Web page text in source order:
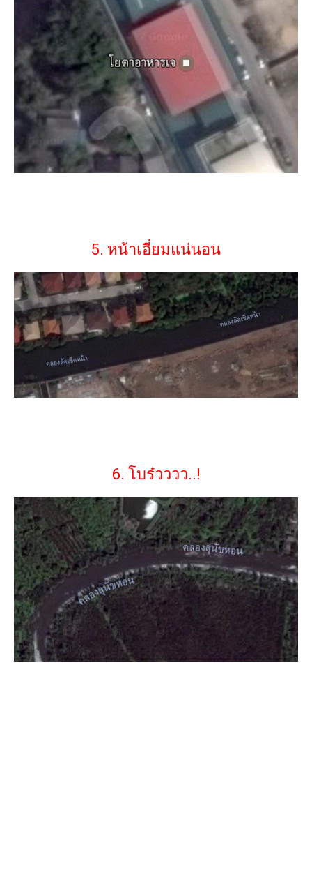
5. หน้าเอี่ยมแน่นอน
6. โบร๋วววว..!